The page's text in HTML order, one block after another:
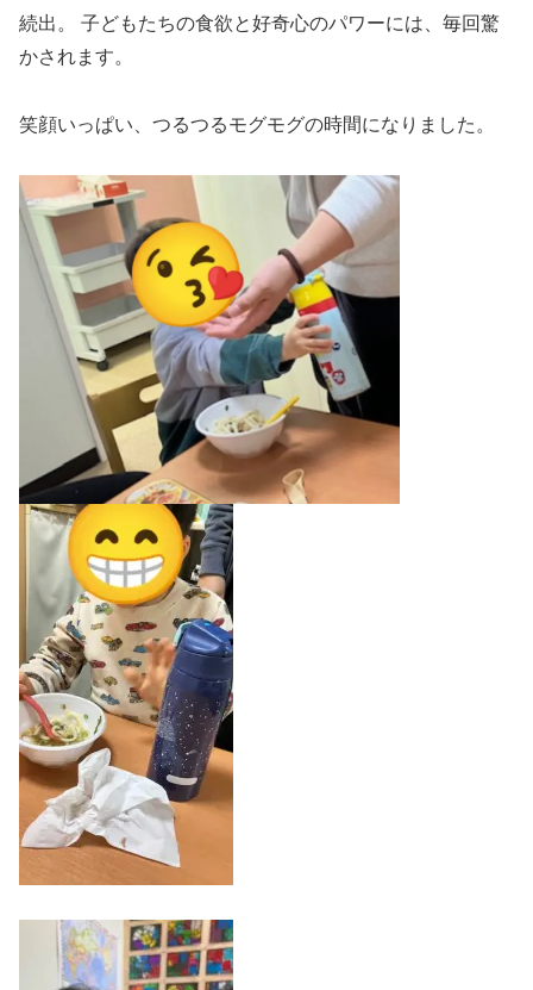
続出。 子どもたちの食欲と好奇心のパワーには、毎回驚
かされます。
笑顔いっぱい、つるつるモグモグの時間になりました。